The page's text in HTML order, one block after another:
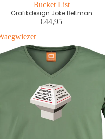
Bucket List
Grafikdesign Joke Beltman
€44,95